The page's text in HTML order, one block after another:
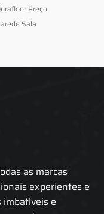
Preço
Sala
as marcas
experientes e
imbatíveis e